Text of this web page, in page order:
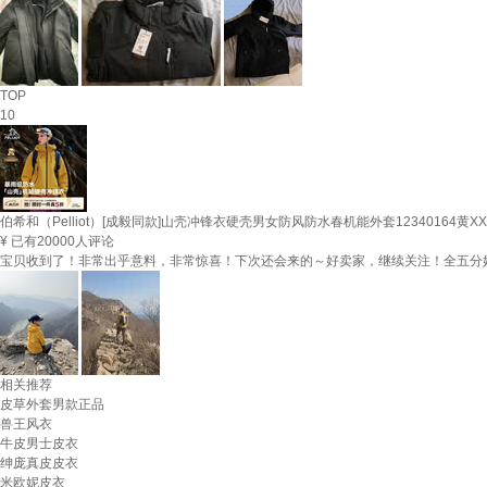
TOP
10
伯希和（Pelliot）[成毅同款]山壳冲锋衣硬壳男女防风防水春机能外套12340164黄
¥ 已有20000人评论
宝贝收到了！非常出乎意料，非常惊喜！下次还会来的～好卖家，继续关注！全五分
相关推荐
皮草外套男款正品
兽王风衣
牛皮男士皮衣
绅庞真皮皮衣
米欧妮皮衣